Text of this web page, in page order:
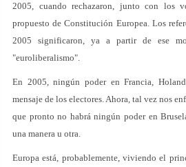
2005, cuando rechazaron, junto con los
propuesto de Constitución Europea. Los
2005 significaron, ya a partir de ese
"euroliberalismo".
En 2005, ningún poder en Francia,
mensaje de los electores. Ahora, tal vez nos
que pronto no habrá ningún poder en
una manera u otra.
Europa está, probablemente, viviendo el